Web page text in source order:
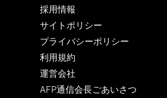
採用情報
サイトポリシー
プライバシーポリシー
利用規約
運営会社
AFP通信会長ごあいさつ